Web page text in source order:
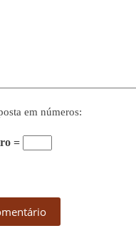
em números:
=